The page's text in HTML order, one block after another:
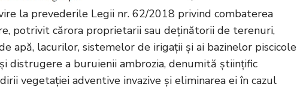
la prevederile Legii nr. 62/2018 privind combaterea
potrivit cărora proprietarii sau deținătorii de terenuri,
lacurilor, sistemelor de irigații și ai bazinelor piscicole
distrugere a buruienii ambrozia, denumită științific
vegetației adventive invazive și eliminarea ei în cazul